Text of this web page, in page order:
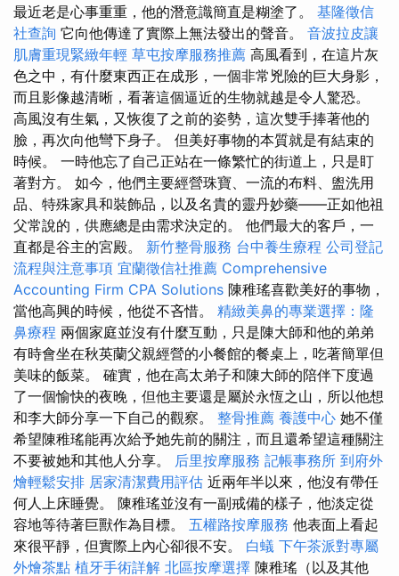
最近老是心事重重，他的潛意識簡直是糊塗了。 基隆徵信
社查詢 它向他傳達了實際上無法發出的聲音。 音波拉皮讓
肌膚重現緊緻年輕 草屯按摩服務推薦 高風看到，在這片灰
色之中，有什麼東西正在成形，一個非常兇險的巨大身影，
而且影像越清晰，看著這個逼近的生物就越是令人驚恐。
高風沒有生氣，又恢復了之前的姿勢，這次雙手捧著他的
臉，再次向他彎下身子。 但美好事物的本質就是有結束的
時候。 一時他忘了自己正站在一條繁忙的街道上，只是盯
著對方。 如今，他們主要經營珠寶、一流的布料、盥洗用
品、特殊家具和裝飾品，以及名貴的靈丹妙藥——正如他祖
父常說的，供應總是由需求決定的。 他們最大的客戶，一
直都是谷主的宮殿。 新竹整骨服務 台中養生療程 公司登記
流程與注意事項 宜蘭徵信社推薦 Comprehensive
Accounting Firm CPA Solutions 陳稚瑤喜歡美好的事物，
當他高興的時候，他從不吝惜。 精緻美鼻的專業選擇：隆
鼻療程 兩個家庭並沒有什麼互動，只是陳大師和他的弟弟
有時會坐在秋英蘭父親經營的小餐館的餐桌上，吃著簡單但
美味的飯菜。 確實，他在高太弟子和陳大師的陪伴下度過
了一個愉快的夜晚，但他主要還是屬於永恆之山，所以他想
和李大師分享一下自己的觀察。 整骨推薦 養護中心 她不僅
希望陳稚瑤能再次給予她先前的關注，而且還希望這種關注
不要被她和其他人分享。 后里按摩服務 記帳事務所 到府外
燴輕鬆安排 居家清潔費用評估 近兩年半以來，他沒有帶任
何人上床睡覺。 陳稚瑤並沒有一副戒備的樣子，他淡定從
容地等待著巨獸作為目標。 五權路按摩服務 他表面上看起
來很平靜，但實際上內心卻很不安。 白蟻 下午茶派對專屬
外燴茶點 植牙手術詳解 北區按摩選擇 陳稚瑤（以及其他